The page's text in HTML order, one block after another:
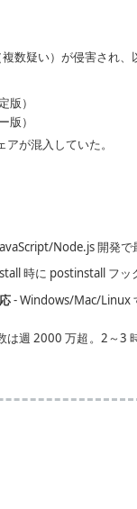
数疑い）が侵害され
版）
版）
が混入していた。
Node.js 開発
時に postinstall フッ
- Windows/Mac/Linux
は週 2000 万超。2～3